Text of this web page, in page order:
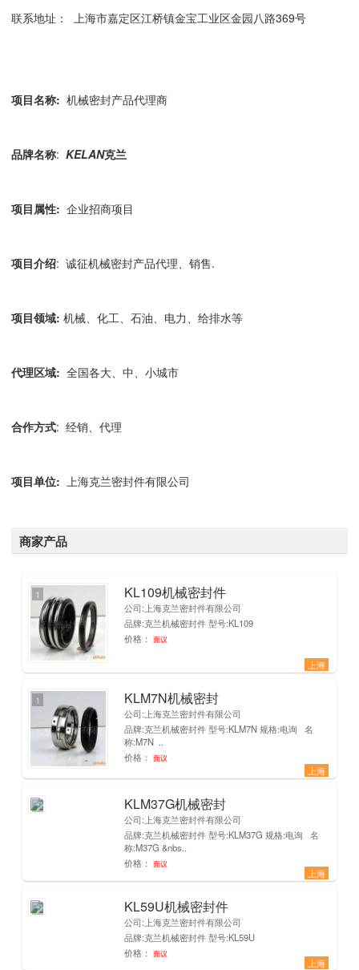
联系地址： 上海市嘉定区江桥镇金宝工业区金园八路369号
项目名称: 机械密封产品代理商
品牌名称: KELAN克兰
项目属性: 企业招商项目
项目介绍: 诚征机械密封产品代理、销售.
项目领域: 机械、化工、石油、电力、给排水等
代理区域: 全国各大、中、小城市
合作方式: 经销、代理
项目单位: 上海克兰密封件有限公司
商家产品
KL109机械密封件
公司:上海克兰密封件有限公司
品牌:克兰机械密封件 型号:KL109
价格：
面议
上海
1
KLM7N机械密封
公司:上海克兰密封件有限公司
品牌:克兰机械密封件 型号:KLM7N 规格:电询 名
称:M7N ..
价格：
面议
上海
1
KLM37G机械密封
公司:上海克兰密封件有限公司
品牌:克兰机械密封件 型号:KLM37G 规格:电询 名
称:M37G &nbs..
价格：
面议
上海
1
KL59U机械密封件
公司:上海克兰密封件有限公司
品牌:克兰机械密封件 型号:KL59U
价格：
面议
上海
1